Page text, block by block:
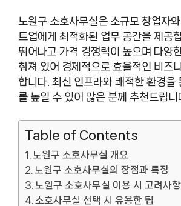
노원구 소호사무실은 소규모 창업자
트업에게 최적화된 업무 공간을 제공
뛰어나고 가격 경쟁력이 높으며 다양
춰져 있어 경제적으로 효율적인 비즈
합니다. 최신 인프라와 쾌적한 환경을
를 높일 수 있어 많은 분께 추천드립니
Table of Contents
노원구 소호사무실 개요
노원구 소호사무실의 장점과 특징
노원구 소호사무실 이용 시 고려사항
소호사무실 선택 시 유용한 팁